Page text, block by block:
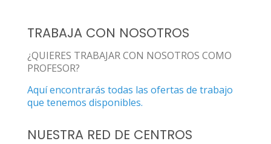
TRABAJA CON NOSOTROS
¿QUIERES TRABAJAR CON NOSOTROS COMO
PROFESOR?
Aquí encontrarás todas las ofertas de trabajo
que tenemos disponibles.
NUESTRA RED DE CENTROS